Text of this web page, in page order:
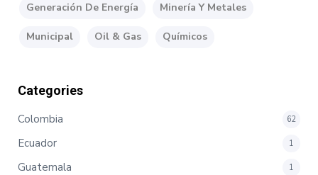
Generación De Energía Minería Y Metales
Municipal Oil & Gas Químicos
Categories
Colombia 62
Ecuador 1
Guatemala 1